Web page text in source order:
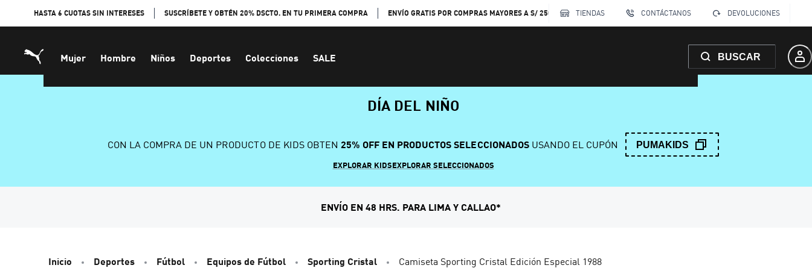
HASTA 6 CUOTAS SIN INTERESES SUSCRÍBETE Y OBTÉN 20% DSCTO. EN TU PRIMERA COMPRA ENVÍO GRATIS POR COMPRAS MAYORES A S/ 250 TIENDAS CONTÁCTANOS DEVOLUCIONES
Mujer Hombre Niños Deportes Colecciones SALE BUSCAR
DÍA DEL NIÑO
CON LA COMPRA DE UN PRODUCTO DE KIDS OBTEN 25% OFF EN PRODUCTOS SELECCIONADOSUSANDO EL CUPÓN PUMAKIDS
EXPLORAR KIDSEXPLORAR SELECCIONADOS
ENVÍO EN 48 HRS. PARA LIMA Y CALLAO*
Inicio Deportes Fútbol Equipos de Fútbol Sporting Cristal Camiseta Sporting Cristal Edición Especial 1988